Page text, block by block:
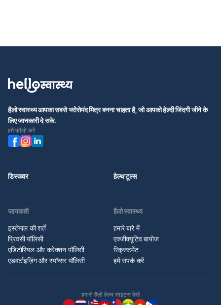
हैलो स्वास्थ्य आपका सबसे भरोसेमंद मित्र बनना चाहता है, जो आपको हेल्दी जिंदगी जीने के
लिए जानकारी दे सके.
हमें फॉलो करें
डिस्कवर हेल्थ टूल्स
जानकारी
इस्तेमाल की शर्तें
प्रिवसी पॉलिसी
एडिटोरियल और करेक्शन पॉलिसी
एडवर्टाइज़िंग और स्पॉन्सर पॉलिसी
हैलो स्वास्थ्य
हमारे बारे में
एक्जीक्यूटिव बायोज
रिक्रूटमेंट
हमें संपर्क करें
हमारी हैलो हेल्थ साइट्स देखें